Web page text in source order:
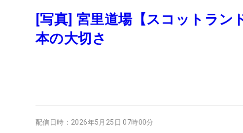
[写真] 宮里道場【スコットラン
本の大切さ
配信日時： 2026年5月25日 07時00分